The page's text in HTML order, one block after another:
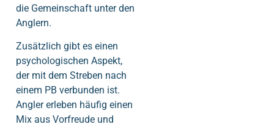
die Gemeinschaft unter den
Anglern.
Zusätzlich gibt es einen
psychologischen Aspekt,
der mit dem Streben nach
einem PB verbunden ist.
Angler erleben häufig einen
Mix aus Vorfreude und